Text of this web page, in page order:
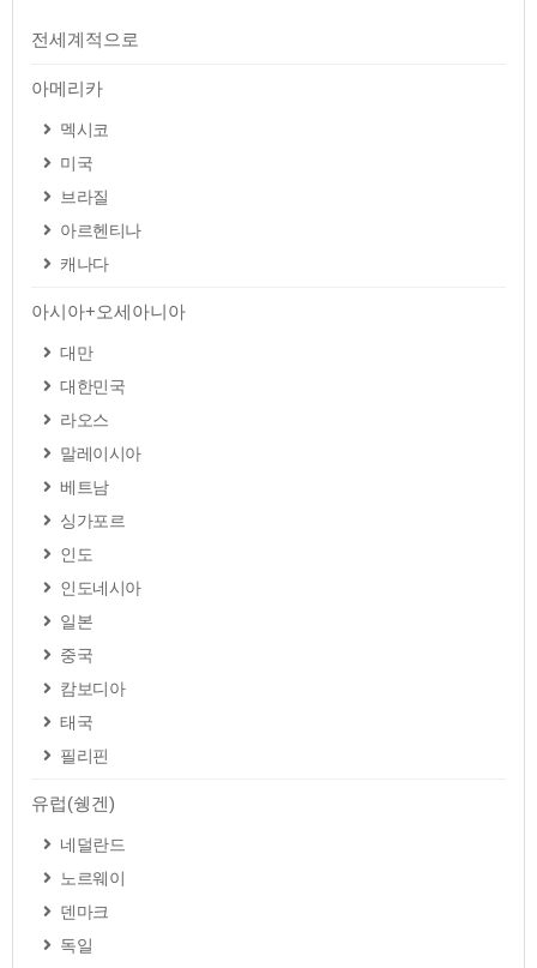
전세계적으로
아메리카
멕시코
미국
브라질
아르헨티나
캐나다
아시아+오세아니아
대만
대한민국
라오스
말레이시아
베트남
싱가포르
인도
인도네시아
일본
중국
캄보디아
태국
필리핀
유럽(쉥겐)
네덜란드
노르웨이
덴마크
독일